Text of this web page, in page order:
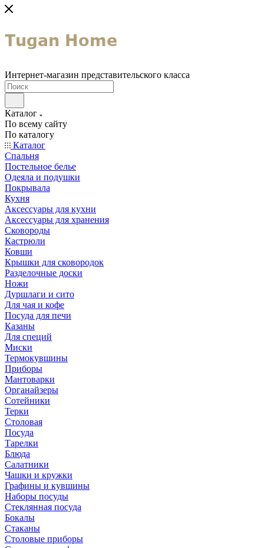
Интернет-магазин представительского класса
Каталог
По всему сайту
По каталогу
Каталог
Спальня
Постельное белье
Одеяла и подушки
Покрывала
Кухня
Аксессуары для кухни
Аксессуары для хранения
Сковороды
Кастрюли
Ковши
Крышки для сковородок
Разделочные доски
Ножи
Дуршлаги и сито
Для чая и кофе
Посуда для печи
Казаны
Для специй
Миски
Термокувшины
Приборы
Мантоварки
Органайзеры
Сотейники
Терки
Столовая
Посуда
Тарелки
Блюда
Салатники
Чашки и кружки
Графины и кувшины
Наборы посуды
Стеклянная посуда
Бокалы
Стаканы
Столовые приборы